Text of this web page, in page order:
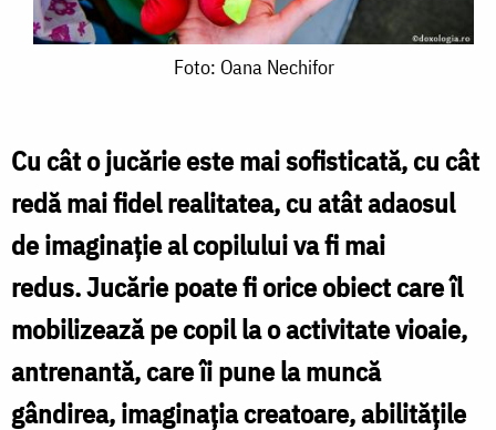
Nechifor
Foto: Oana Nechifor
Cu cât o jucărie este mai sofisticată, cu cât
redă mai fidel realitatea, cu atât adaosul
de imaginaţie al copilului va fi mai
redus. Jucărie poate fi orice obiect care îl
mobilizează pe copil la o activitate vioaie,
antrenantă, care îi pune la muncă
gândirea, imaginaţia creatoare, abilităţile